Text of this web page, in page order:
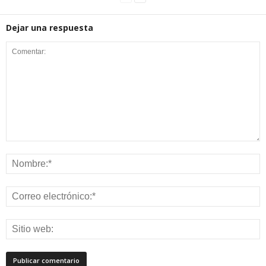
Dejar una respuesta